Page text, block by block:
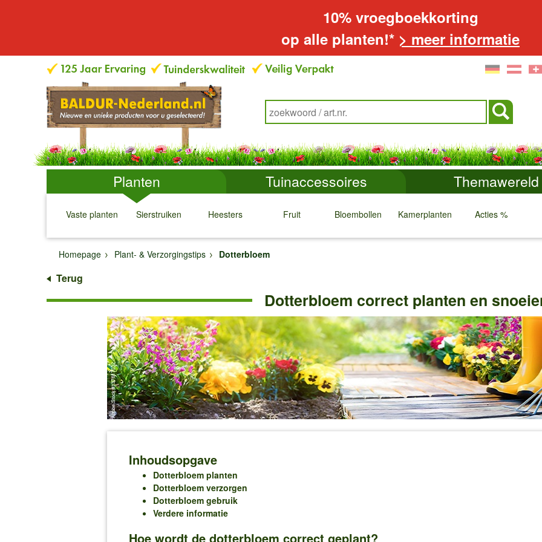
10% vroegboekkorting
op alle planten!* > meer informatie
Planten Tuinaccessoires Themawereld
Vaste planten
↓
Sierstruiken
↓
Heesters
↓
Fruit
↓
Bloembollen
↓
Kamerplanten
↓
Acties %
↓
↓
Homepage
Plant- & Verzorgingstips Dotterbloem
Terug
Dotterbloem correct planten en
Inhoudsopgave
Dotterbloem planten
Dotterbloem verzorgen
Dotterbloem gebruik
Verdere informatie
Hoe wordt de dotterbloem correct geplant?